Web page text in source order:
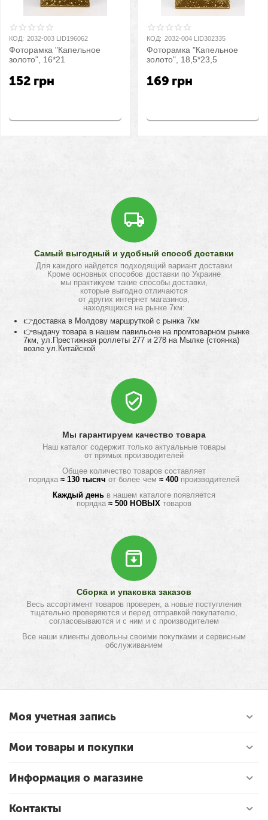
КОД: 2032-003 LID196062
Фоторамка "Капельное
золото", 16*21
152 грн
КОД: 2032-004 LID302335
Фоторамка "Капельное
золото", 18,5*23,5
169 грн
Самый выгодный и удобный способ доставки
Для каждого найдется подходящий вариант доставки
Кроме основных способов доставки по Украине
мы практикуем такие способы доставки,
которые выгодно отличаются
от других интернет магазинов,
находящихся на рынке 7км:
👉доставка в Молдову маршруткой с рынка 7км
👉выдачу товара в нашем павильоне на промтоварном рынке
7км, ул.Престижная роллеты 277 и 278 на Мылке (стоянка)
возле ул.Китайской
Мы гарантируем качество товара
Наш каталог содержит только актуальные товары
от прямых производителей
Общее количество товаров составляет
порядка≈ 130 тысяч от более чем ≈ 400 производителей
Каждый деньв нашем каталоге появляется
порядка≈ 500 НОВЫХ товаров
Сборка и упаковка заказов
Весь ассортимент товаров проверен, а новые поступления
тщательно проверяются и перед отправкой покупателю,
согласовываются и с ним и с производителем
Все наши клиенты довольны своими покупками и сервисным
обслуживанием
Моя учетная запись
Мои товары и покупки
Информация о магазине
Контакты